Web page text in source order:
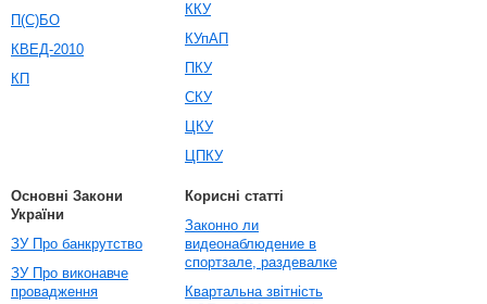
П(С)БО
КВЕД-2010
КП
ККУ
КУпАП
ПКУ
СКУ
ЦКУ
ЦПКУ
Основні Закони
України
ЗУ Про банкрутство
ЗУ Про виконавче
провадження
Корисні статті
Законно ли
видеонаблюдение в
спортзале, раздевалке
Квартальна звітність